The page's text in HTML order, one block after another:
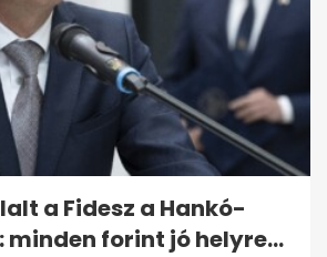
a Fidesz a Hankó-
forint jó helyre...